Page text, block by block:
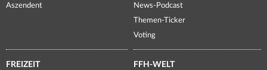
Aszendent
News-Podcast
Themen-Ticker
Voting
FREIZEIT FFH-WELT